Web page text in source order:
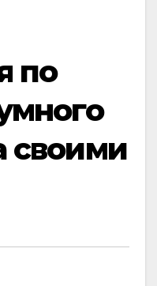
по
своими